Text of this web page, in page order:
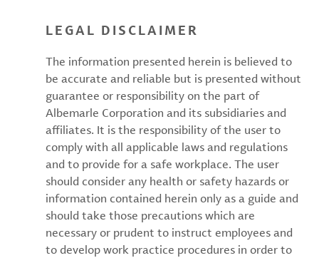
LEGAL DISCLAIMER
The information presented herein is believed to
be accurate and reliable but is presented without
guarantee or responsibility on the part of
Albemarle Corporation and its subsidiaries and
affiliates. It is the responsibility of the user to
comply with all applicable laws and regulations
and to provide for a safe workplace. The user
should consider any health or safety hazards or
information contained herein only as a guide and
should take those precautions which are
necessary or prudent to instruct employees and
to develop work practice procedures in order to